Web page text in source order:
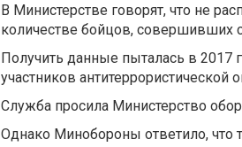
В Министерстве говорят, что не
количестве бойцов, совершивших
Получить данные пыталась в 2017
участников
Служба просила Министерство
Однако Минобороны ответило, что